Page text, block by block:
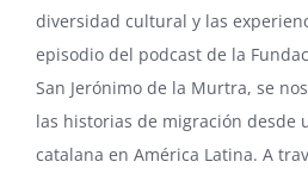
diversidad cultural y las
episodio del podcast de la
San Jerónimo de la Murtra, se
las historias de migración desde
catalana en América Latina. A